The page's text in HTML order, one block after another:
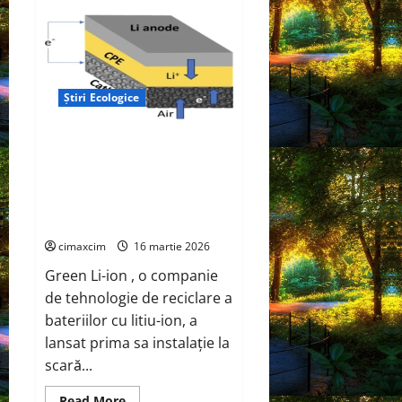
Innovations
revoluționează
încărcarea
mașinilor
electrice
cu
soluții
de
ultimă
Știri Ecologice
cimaxcim 16 martie 2026
Green Li-ion , o companie
de tehnologie de reciclare a
bateriilor cu litiu-ion, a
lansat prima sa instalație la
scară...